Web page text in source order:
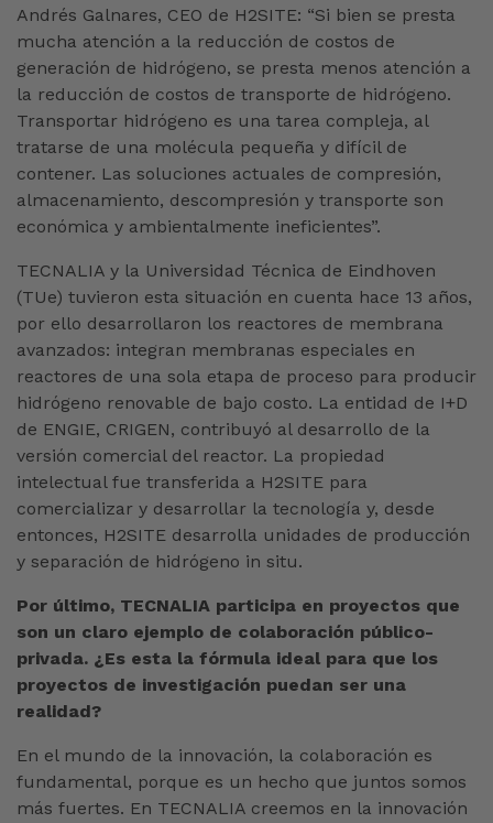
Andrés Galnares, CEO de H2SITE: “Si bien se presta
mucha atención a la reducción de costos de
generación de hidrógeno, se presta menos atención a
la reducción de costos de transporte de hidrógeno.
Transportar hidrógeno es una tarea compleja, al
tratarse de una molécula pequeña y difícil de
contener. Las soluciones actuales de compresión,
almacenamiento, descompresión y transporte son
económica y ambientalmente ineficientes”.
TECNALIA y la Universidad Técnica de Eindhoven
(TUe) tuvieron esta situación en cuenta hace 13 años,
por ello desarrollaron los reactores de membrana
avanzados: integran membranas especiales en
reactores de una sola etapa de proceso para producir
hidrógeno renovable de bajo costo. La entidad de I+D
de ENGIE, CRIGEN, contribuyó al desarrollo de la
versión comercial del reactor. La propiedad
intelectual fue transferida a H2SITE para
comercializar y desarrollar la tecnología y, desde
entonces, H2SITE desarrolla unidades de producción
y separación de hidrógeno in situ.
Por último, TECNALIA participa en proyectos que
son un claro ejemplo de colaboración público-
privada. ¿Es esta la fórmula ideal para que los
proyectos de investigación puedan ser una
realidad?
En el mundo de la innovación, la colaboración es
fundamental, porque es un hecho que juntos somos
más fuertes. En TECNALIA creemos en la innovación